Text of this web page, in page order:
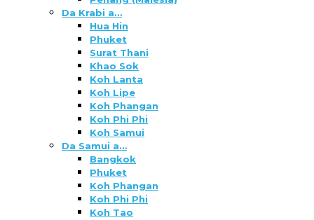
Da Krabi a…
Hua Hin
Phuket
Surat Thani
Khao Sok
Koh Lanta
Koh Lipe
Koh Phangan
Koh Phi Phi
Koh Samui
Da Samui a…
Bangkok
Phuket
Koh Phangan
Koh Phi Phi
Koh Tao